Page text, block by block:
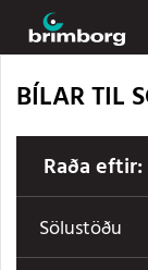
BÍLAR TIL
Raða eftir:
Sölustöðu